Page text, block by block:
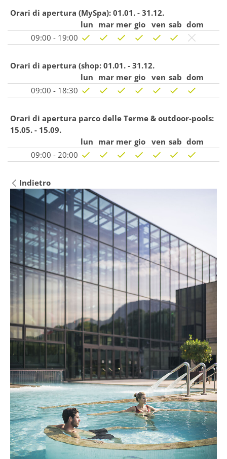
Orari di apertura (MySpa): 01.01. - 31.12.
lun mar mer gio ven sab dom
09:00 - 19:00
Orari di apertura (shop: 01.01. - 31.12.
lun mar mer gio ven sab dom
09:00 - 18:30
Orari di apertura parco delle Terme & outdoor-pools:
15.05. - 15.09.
lun mar mer gio ven sab dom
09:00 - 20:00
Indietro